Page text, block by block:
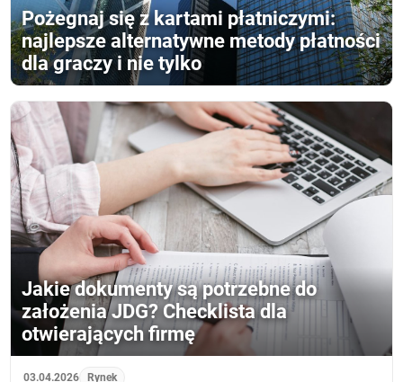
Pożegnaj się z kartami płatniczymi:
najlepsze alternatywne metody płatności
dla graczy i nie tylko
Jakie dokumenty są potrzebne do
założenia JDG? Checklista dla
otwierających firmę
03.04.2026 Rynek